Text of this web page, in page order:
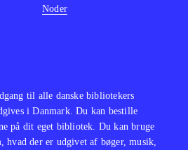
til alle danske bibliotekers
i Danmark. Du kan bestille
på dit eget bibliotek. Du kan bruge
der er udgivet af bøger, musik,
Noder